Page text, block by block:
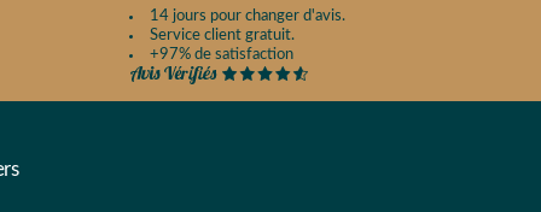
14 jours pour changer d'avis.
Service client gratuit.
+97% de satisfaction